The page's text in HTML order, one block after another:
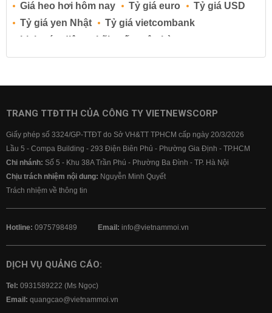
Giá heo hơi hôm nay
Tỷ giá euro
Tỷ giá USD
Tỷ giá yen Nhật
Tỷ giá vietcombank
Lịch cúp điện
Lãi suất ngân hàng
Lãi suất tiết kiệm
Lãi suất tiền gửi
Lãi suất ngân hàng BIDV
Lãi suất ngân hàng Vietcombank
TRANG TTĐTTH CỦA CÔNG TY VIETNEWSCORP
Giấy phép số 3324/GP-TTĐT do Sở VH&TT TPHCM cấp ngày 20/3/2026
Lầu 5 - Compa Building - 293 Điện Biên Phủ - Phường Gia Định - TP.HCM
Chi nhánh: Số 5 - Khu 38A Trần Phú - Phường Ba Đình - TP. Hà Nội
Chịu trách nhiệm nội dung: Nguyễn Minh Quyết
Trách nhiệm về thông tin
Hotline: 0975798489 Email: info@vietnammoi.vn
DỊCH VỤ QUẢNG CÁO:
Tel: 0931589222 (Ms Ngọc)
Email: quangcao@vietnammoi.vn